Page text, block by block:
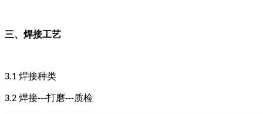
三、 焊接工艺
3.1 焊接种类
3.2 焊接---打磨---质检